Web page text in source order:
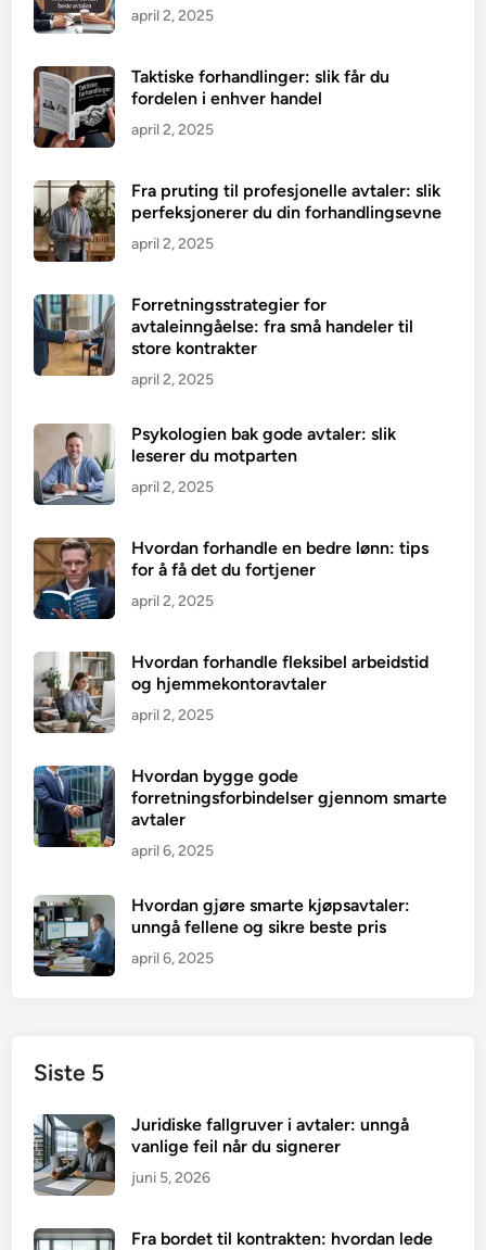
D
d
t
e
n
g
å
v
i
e
o
m
t
t
e
a
n
d
april 2, 2025
Taktiske forhandlinger: slik får du
fordelen i enhver handel
april 2, 2025
Fra pruting til profesjonelle avtaler: slik
perfeksjonerer du din forhandlingsevne
april 2, 2025
Forretningsstrategier for
avtaleinngåelse: fra små handeler til
store kontrakter
april 2, 2025
Psykologien bak gode avtaler: slik
leserer du motparten
april 2, 2025
Hvordan forhandle en bedre lønn: tips
for å få det du fortjener
april 2, 2025
Hvordan forhandle fleksibel arbeidstid
og hjemmekontoravtaler
april 2, 2025
Hvordan bygge gode
forretningsforbindelser gjennom smarte
avtaler
april 6, 2025
Hvordan gjøre smarte kjøpsavtaler:
unngå fellene og sikre beste pris
april 6, 2025
Siste 5
Juridiske fallgruver i avtaler: unngå
vanlige feil når du signerer
juni 5, 2026
Fra bordet til kontrakten: hvordan lede